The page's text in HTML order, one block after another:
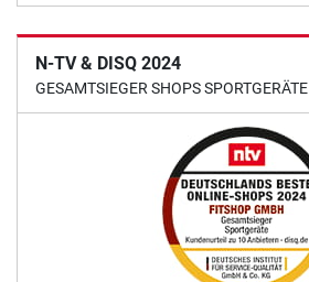
N-TV & DISQ 2024
GESAMTSIEGER SHOPS SPORTGERÄTE